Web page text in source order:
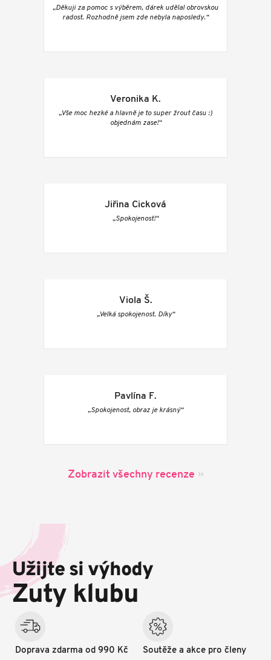
„Děkuji za pomoc s výběrem, dárek udělal obrovskou
radost. Rozhodně jsem zde nebyla naposledy.“
Veronika K.
„Vše moc hezké a hlavně je to super žrout času :)
objednám zase!“
Jiřina Cicková
„Spokojenost!“
Viola Š.
„Velká spokojenost. Díky“
Pavlína F.
„Spokojenost, obraz je krásný“
Zobrazit všechny recenze
a
í
Užijte si výhody
Zuty klubu
Doprava zdarma od 990 Kč Soutěže a akce pro členy